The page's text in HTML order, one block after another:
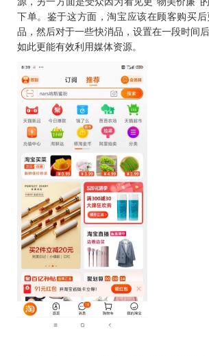
下单。鉴于这方面，淘宝应该在顾客购买
品，然后对于一些快消品，设置在一段时间
如此更能有效利用媒体资源。